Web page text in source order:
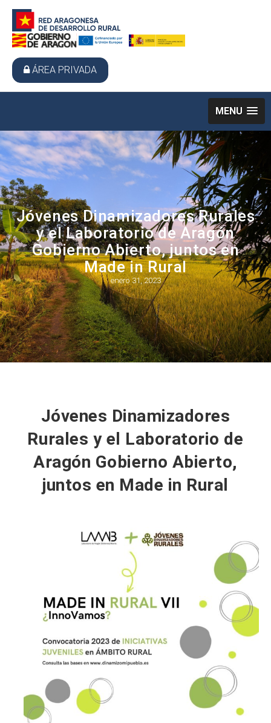
ÁREA PRIVADA
MENU
Jóvenes Dinamizadores Rurales
y el Laboratorio de Aragón
Gobierno Abierto, juntos en
Made in Rural
enero 31, 2023
Jóvenes Dinamizadores
Rurales y el Laboratorio de
Aragón Gobierno Abierto,
juntos en Made in Rural